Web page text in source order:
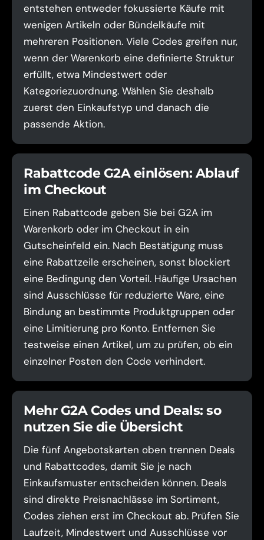
entstehen entweder fokussierte Käufe mit
wenigen Artikeln oder Bündelkäufe mit
mehreren Positionen. Viele Codes greifen nur,
wenn der Warenkorb eine definierte Struktur
erfüllt, etwa Mindestwert oder
Kategoriezuordnung. Wählen Sie deshalb
zuerst den Einkaufstyp und danach die
passende Aktion.
Rabattcode G2A einlösen: Ablauf
im Checkout
Einen Rabattcode geben Sie bei G2A im
Warenkorb oder im Checkout in ein
Gutscheinfeld ein. Nach Bestätigung muss
eine Rabattzeile erscheinen, sonst blockiert
eine Bedingung den Vorteil. Häufige Ursachen
sind Ausschlüsse für reduzierte Ware, eine
Bindung an bestimmte Produktgruppen oder
eine Limitierung pro Konto. Entfernen Sie
testweise einen Artikel, um zu prüfen, ob ein
einzelner Posten den Code verhindert.
Mehr G2A Codes und Deals: so
nutzen Sie die Übersicht
Die fünf Angebotskarten oben trennen Deals
und Rabattcodes, damit Sie je nach
Einkaufsmuster entscheiden können. Deals
sind direkte Preisnachlässe im Sortiment,
Codes ziehen erst im Checkout ab. Prüfen Sie
Laufzeit, Mindestwert und Ausschlüsse vor